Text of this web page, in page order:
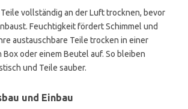
vollständig an der Luft trocknen, bevor
Feuchtigkeit fördert Schimmel und
austauschbare Teile trocken in einer
oder einem Beutel auf. So bleiben
und Teile sauber.
und Einbau